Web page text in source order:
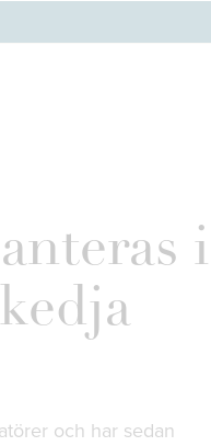
i
och har sedan